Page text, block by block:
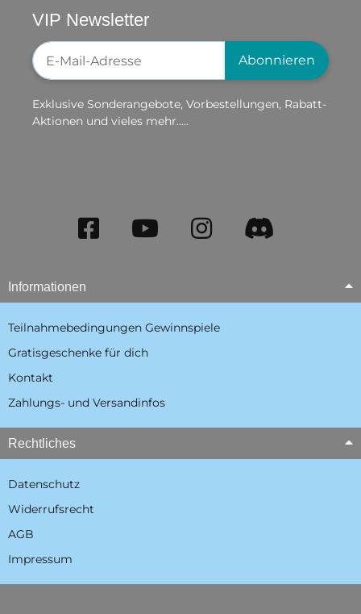
VIP Newsletter
Newsletter-Registrierung
Abonnieren
Exklusive Sonderangebote, Vorbestellungen, Rabatt-
Aktionen und vieles mehr.....
Informationen
Teilnahmebedingungen Gewinnspiele
Gratisgeschenke für dich
Kontakt
Zahlungs- und Versandinfos
Rechtliches
Datenschutz
Widerrufsrecht
AGB
Impressum